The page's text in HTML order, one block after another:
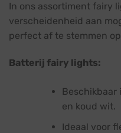
In ons assortiment fairy
verscheidenheid aan
perfect af te stemmen
Batterij fairy lights:
Beschikbaar
en koud wit.
Ideaal voor